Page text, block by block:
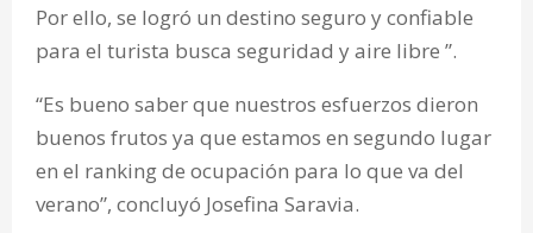
Por ello, se logró un destino seguro y confiable
para el turista busca seguridad y aire libre ”.
“Es bueno saber que nuestros esfuerzos dieron
buenos frutos ya que estamos en segundo lugar
en el ranking de ocupación para lo que va del
verano”, concluyó Josefina Saravia.